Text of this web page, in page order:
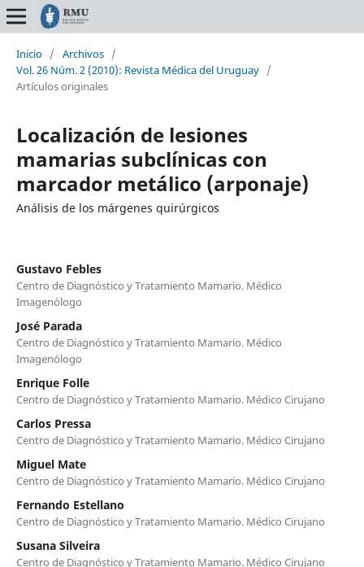
Inicio / Archivos /
Vol. 26 Núm. 2 (2010): Revista Médica del Uruguay /
Artículos originales
Localización de lesiones
mamarias subclínicas con
marcador metálico (arponaje)
Análisis de los márgenes quirúrgicos
Gustavo Febles
Centro de Diagnóstico y Tratamiento Mamario. Médico
Imagenólogo
José Parada
Centro de Diagnóstico y Tratamiento Mamario. Médico
Imagenólogo
Enrique Folle
Centro de Diagnóstico y Tratamiento Mamario. Médico Cirujano
Carlos Pressa
Centro de Diagnóstico y Tratamiento Mamario. Médico Cirujano
Miguel Mate
Centro de Diagnóstico y Tratamiento Mamario. Médico Cirujano
Fernando Estellano
Centro de Diagnóstico y Tratamiento Mamario. Médico Cirujano
Susana Silveira
Centro de Diagnóstico y Tratamiento Mamario. Médico Cirujano